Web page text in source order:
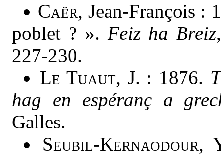
Caër, Jean-François :
poblet ? ».Feiz ha Breiz
227-230.
Le Tuaut, J. : 1876.
hag en espéranç a
Galles.
Seubil-Kernaodour,